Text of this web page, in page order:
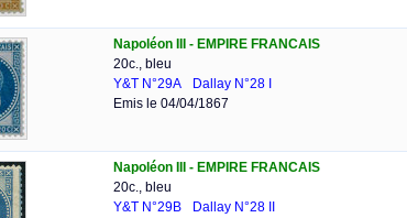
Napoléon III - EMPIRE FRANCAIS
20c., bleu
Y&T N°29A
Dallay N°28 I
Emis le 04/04/1867
Napoléon III - EMPIRE FRANCAIS
20c., bleu
Y&T N°29B
Dallay N°28 II